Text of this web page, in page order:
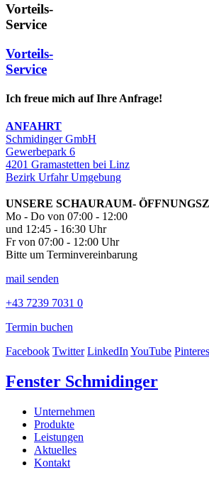
Vorteils-
Service
Vorteils-
Service
Ich freue mich auf Ihre Anfrage!
ANFAHRT
Schmidinger GmbH
Gewerbepark 6
4201 Gramastetten bei Linz
Bezirk Urfahr Umgebung
UNSERE SCHAURAUM-
Mo - Do von 07:00 - 12:00
und 12:45 - 16:30 Uhr
Fr von 07:00 - 12:00 Uhr
Bitte um Terminvereinbarung
mail senden
+43 7239 7031 0
Termin buchen
Facebook Twitter LinkedInYouTube
Fenster Schmidinger
Unternehmen
Produkte
Leistungen
Aktuelles
Kontakt